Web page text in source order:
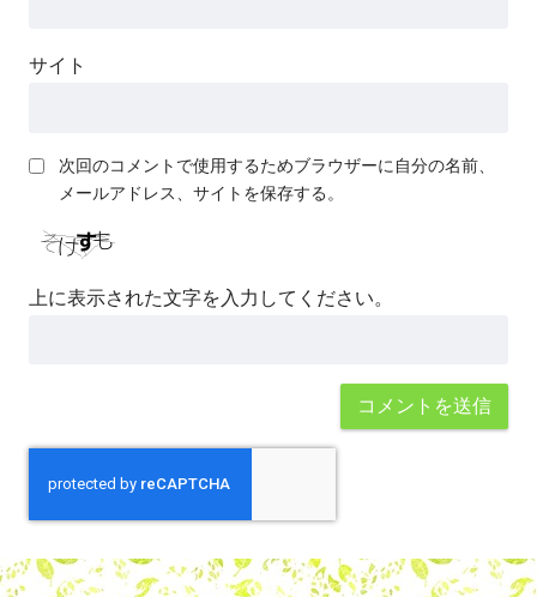
サイト
次回のコメントで使用するためブラウザーに自分の名前、
メールアドレス、サイトを保存する。
上に表示された文字を入力してください。